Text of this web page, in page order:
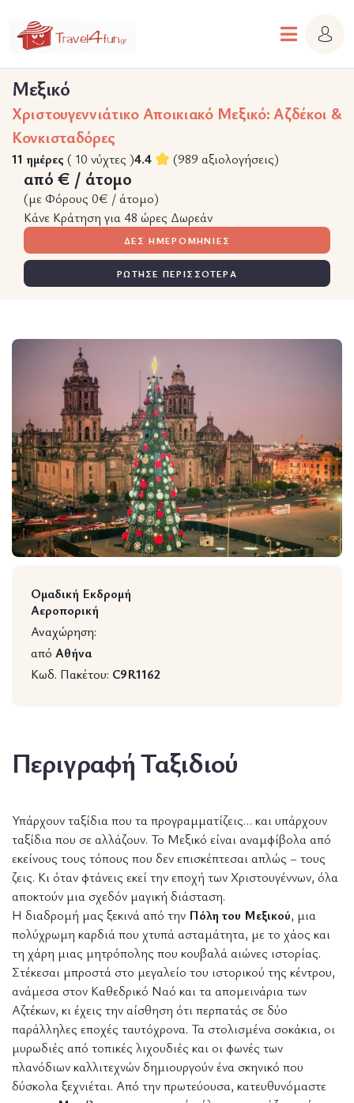
Μεξικό
Χριστουγεννιάτικο Αποικιακό Μεξικό: Αζδέκοι &
Κονκισταδόρες
11 ημέρες ( 10 νύχτες )4.4 (989 αξιολογήσεις)
από € / άτομο
(με Φόρους 0€ / άτομο)
Κάνε Κράτηση για 48 ώρες Δωρεάν
ΔΕΣ ΗΜΕΡΟΜΗΝΙΕΣ
ΡΩΤΗΣΕ ΠΕΡΙΣΣΟΤΕΡΑ
Wildlife
Ομαδική Εκδρομή
Αεροπορική
Αναχώρηση:
από Αθήνα
Κωδ. Πακέτου: C9R1162
Περιγραφή Ταξιδιού
Υπάρχουν ταξίδια που τα προγραμματίζεις… και υπάρχουν
ταξίδια που σε αλλάζουν. Το Μεξικό είναι αναμφίβολα από
εκείνους τους τόπους που δεν επισκέπτεσαι απλώς – τους
ζεις. Κι όταν φτάνεις εκεί την εποχή των Χριστουγέννων, όλα
αποκτούν μια σχεδόν μαγική διάσταση.
Η διαδρομή μας ξεκινά από την Πόλη του Μεξικού, μια
πολύχρωμη καρδιά που χτυπά ασταμάτητα, με το χάος και
τη χάρη μιας μητρόπολης που κουβαλά αιώνες ιστορίας.
Στέκεσαι μπροστά στο μεγαλείο του ιστορικού της κέντρου,
ανάμεσα στον Καθεδρικό Ναό και τα απομεινάρια των
Αζτέκων, κι έχεις την αίσθηση ότι περπατάς σε δύο
παράλληλες εποχές ταυτόχρονα. Τα στολισμένα σοκάκια, οι
μυρωδιές από τοπικές λιχουδιές και οι φωνές των
πλανόδιων καλλιτεχνών δημιουργούν ένα σκηνικό που
δύσκολα ξεχνιέται. Από την πρωτεύουσα, κατευθυνόμαστε